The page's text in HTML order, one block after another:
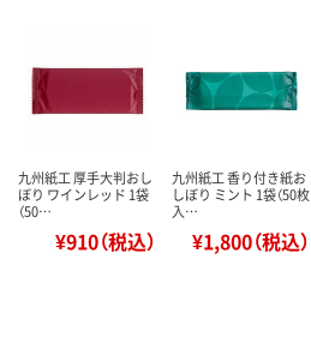
九州紙工 厚手大判おし
ぼり ワインレッド 1袋
（50…
¥910（税込）
九州紙工 香り付き紙お
しぼり ミント 1袋（50枚
入…
¥1,800（税込）